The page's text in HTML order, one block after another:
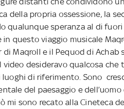
della propria ossessione, la
qualunque speranza al di fuori
questo viaggio musicale
Maqroll e il Pequod di Achab
video desideravo qualcosa
luoghi di riferimento. Sono
del paesaggio e dell’uomo
mi sono recato alla Cineteca